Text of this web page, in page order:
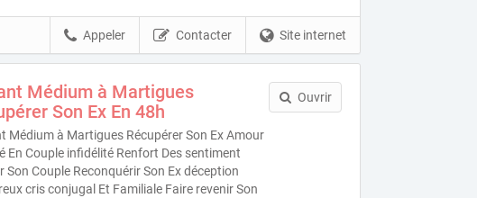
Site internet
Contacter
Appeler
Médium à Martigues
Son Ex En 48h
Médium à Martigues Récupérer Son Ex Amour
En Couple infidélité Renfort Des sentiment
Son Couple Reconquérir Son Ex déception
cris conjugal Et Familiale Faire revenir Son
Ouvrir